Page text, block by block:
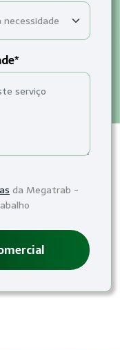
da Megatrab -
contato comercial